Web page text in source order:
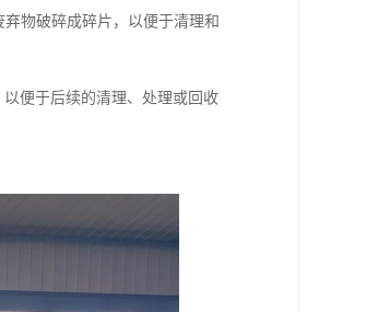
物破碎成碎片，以便于清理和
便于后续的清理、处理或回收